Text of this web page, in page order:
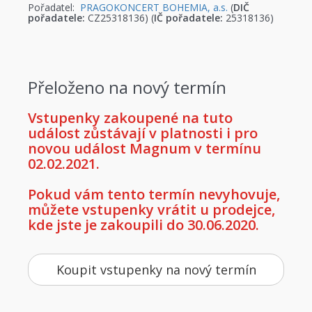
Pořadatel: PRAGOKONCERT BOHEMIA, a.s. (DIČ
pořadatele: CZ25318136) (IČ pořadatele: 25318136)
Přeloženo na nový termín
Vstupenky zakoupené na tuto
událost zůstávají v platnosti i pro
novou událost Magnum v termínu
02.02.2021.
Pokud vám tento termín nevyhovuje,
můžete vstupenky vrátit u prodejce,
kde jste je zakoupili do 30.06.2020.
Koupit vstupenky na nový termín